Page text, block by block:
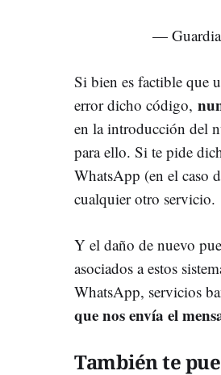
—
Si bien es factible que
error dicho código,
en la introducción del
para ello. Si te pide
WhatsApp (en el caso
cualquier otro servicio.
Y el daño de nuevo
asociados a estos
WhatsApp, servicios
que nos envía el
También te